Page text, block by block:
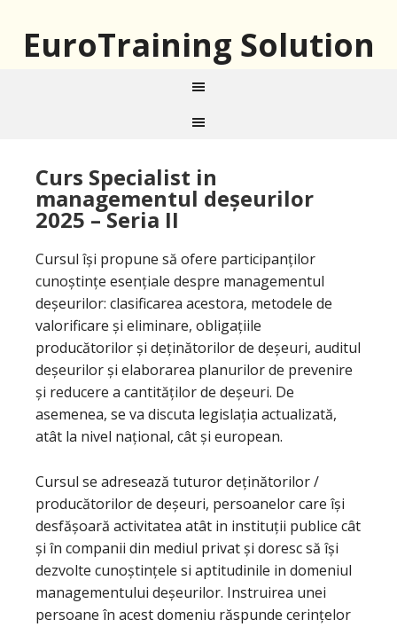
EuroTraining Solution
Curs Specialist in
managementul deșeurilor
2025 – Seria II
Cursul își propune să ofere participanților
cunoștințe esențiale despre managementul
deșeurilor: clasificarea acestora, metodele de
valorificare și eliminare, obligațiile
producătorilor și deținătorilor de deșeuri, auditul
deșeurilor și elaborarea planurilor de prevenire
și reducere a cantităților de deșeuri. De
asemenea, se va discuta legislația actualizată,
atât la nivel național, cât și european.
Cursul se adresează tuturor deținătorilor /
producătorilor de deșeuri, persoanelor care își
desfășoară activitatea atât in instituții publice cât
și în companii din mediul privat și doresc să își
dezvolte cunoștințele si aptitudinile in domeniul
managementului deșeurilor. Instruirea unei
persoane în acest domeniu răspunde cerințelor